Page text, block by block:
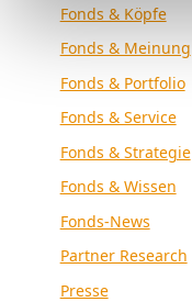
Fonds & Köpfe
Fonds & Meinung
Fonds & Portfolio
Fonds & Service
Fonds & Strategie
Fonds & Wissen
Fonds-News
Partner Research
Presse